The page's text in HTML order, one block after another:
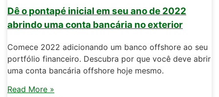
Dê o pontapé inicial em seu ano de 2022
abrindo uma conta bancária no exterior
Comece 2022 adicionando um banco offshore ao seu
portfólio financeiro. Descubra por que você deve abrir
uma conta bancária offshore hoje mesmo.
Read More »